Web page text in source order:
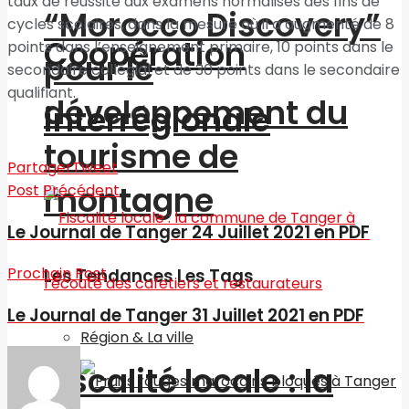
“Morocco Discovery”
pour le
développement du
tourisme de
montagne
Les Tendances Les Tags
Région & La ville
Coopération
interrégionale
Fiscalité locale : la
cycles scolaires, dans la mesure où il a augmenté de 8
points dans l’enseignement primaire, 10 points dans le
secondaire collégial et de 30 points dans le secondaire
qualifiant.
PartagerTweet
Post Précédent
Le Journal de Tanger 24 Juillet 2021 en PDF
Prochain Post
Le Journal de Tanger 31 Juillet 2021 en PDF